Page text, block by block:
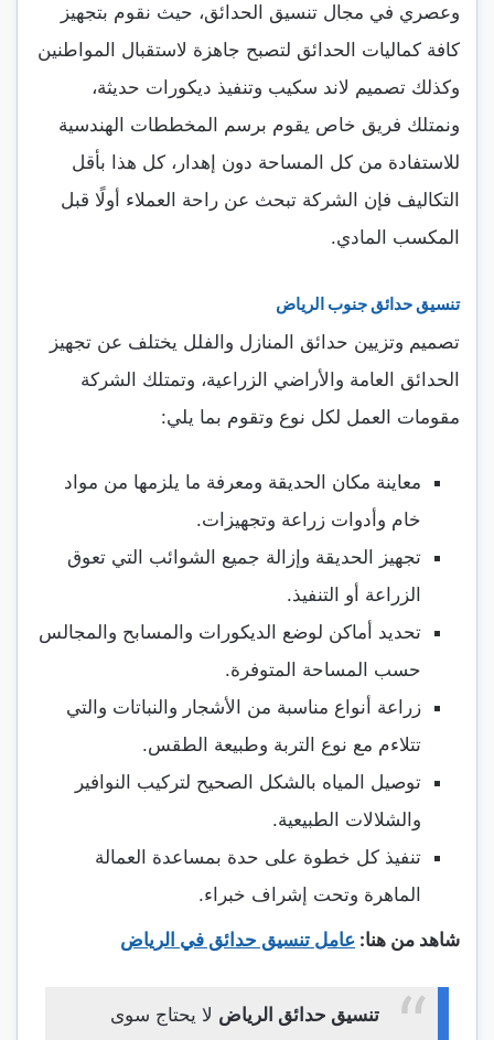
وعصري في مجال تنسيق الحدائق، حيث نقوم بتجهيز
كافة كماليات الحدائق لتصبح جاهزة لاستقبال المواطنين
وكذلك تصميم لاند سكيب وتنفيذ ديكورات حديثة،
ونمتلك فريق خاص يقوم برسم المخططات الهندسية
للاستفادة من كل المساحة دون إهدار، كل هذا بأقل
التكاليف فإن الشركة تبحث عن راحة العملاء أولًا قبل
المكسب المادي.
تنسيق حدائق جنوب الرياض
تصميم وتزيين حدائق المنازل والفلل يختلف عن تجهيز
الحدائق العامة والأراضي الزراعية، وتمتلك الشركة
مقومات العمل لكل نوع وتقوم بما يلي:
معاينة مكان الحديقة ومعرفة ما يلزمها من مواد
خام وأدوات زراعة وتجهيزات.
تجهيز الحديقة وإزالة جميع الشوائب التي تعوق
الزراعة أو التنفيذ.
تحديد أماكن لوضع الديكورات والمسابح والمجالس
حسب المساحة المتوفرة.
زراعة أنواع مناسبة من الأشجار والنباتات والتي
تتلاءم مع نوع التربة وطبيعة الطقس.
توصيل المياه بالشكل الصحيح لتركيب النوافير
والشلالات الطبيعية.
تنفيذ كل خطوة على حدة بمساعدة العمالة
الماهرة وتحت إشراف خبراء.
شاهد من هنا: عامل تنسيق حدائق في الرياض
تنسيق حدائق الرياض لا يحتاج سوى